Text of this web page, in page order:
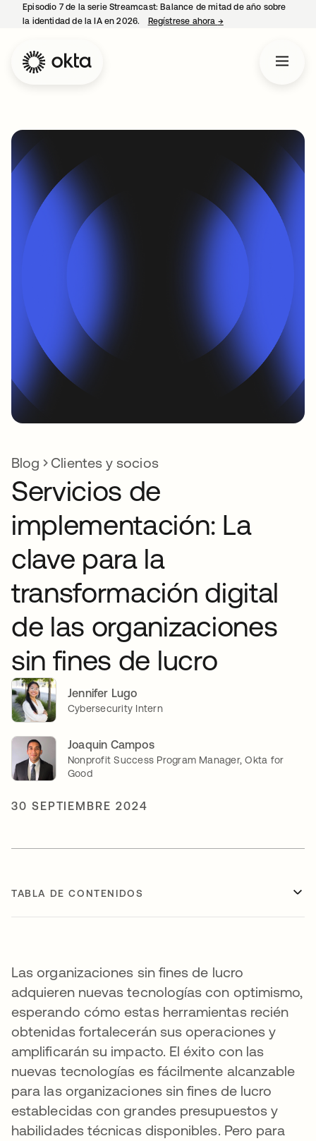
Episodio 7 de la serie Streamcast: Balance de mitad de año sobre
la identidad de la IA en 2026.
Regístrese ahora →se abre en una
Blog Clientes y socios
Servicios de
implementación: La
clave para la
transformación digital
de las organizaciones
sin fines de lucro
Jennifer Lugo
Cybersecurity Intern
Joaquin Campos
Nonprofit Success Program Manager, Okta for
Good
30 SEPTIEMBRE 2024
TABLA DE CONTENIDOS
Las organizaciones sin fines de lucro
adquieren nuevas tecnologías con optimismo,
esperando cómo estas herramientas recién
obtenidas fortalecerán sus operaciones y
amplificarán su impacto. El éxito con las
nuevas tecnologías es fácilmente alcanzable
para las organizaciones sin fines de lucro
establecidas con grandes presupuestos y
habilidades técnicas disponibles. Pero para